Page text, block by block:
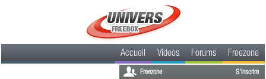
Accueil Videos Forums Freezone
Freezone S'inscrire